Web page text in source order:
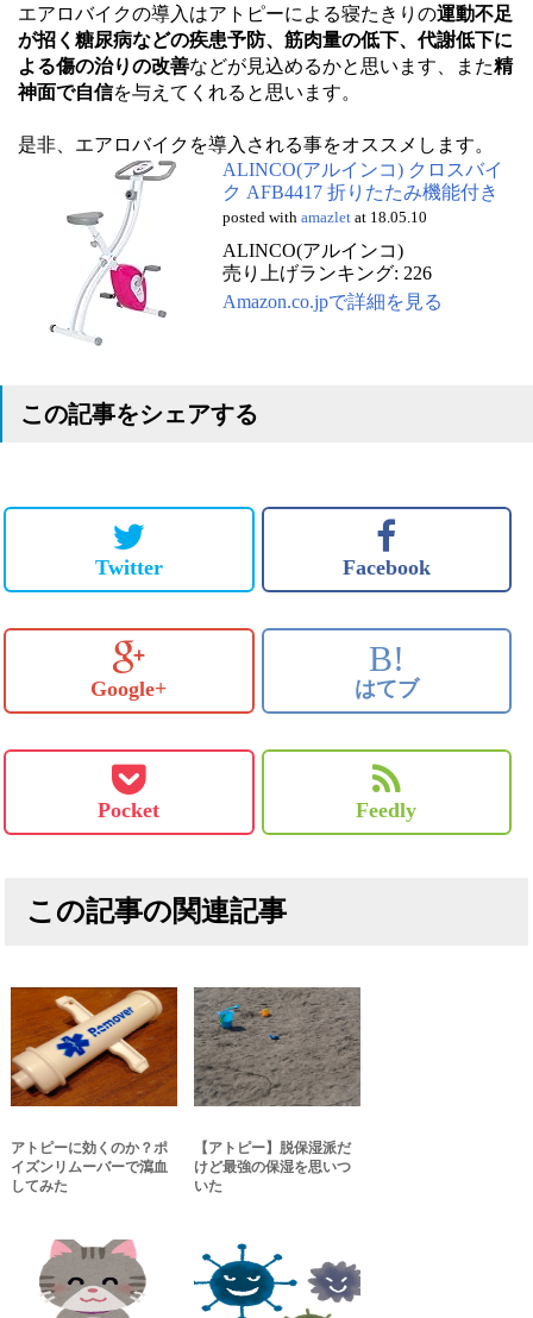
エアロバイクの導入はアトピーによる寝たきりの運動不足
が招く糖尿病などの疾患予防、筋肉量の低下、代謝低下に
よる傷の治りの改善などが見込めるかと思います、また精
神面で自信を与えてくれると思います。
是非、エアロバイクを導入される事をオススメします。
ALINCO(アルインコ) クロスバイ
ク AFB4417 折りたたみ機能付き
posted with amazlet at 18.05.10
ALINCO(アルインコ)
売り上げランキング: 226
Amazon.co.jpで詳細を見る
この記事をシェアする
Twitter Facebook
Google+
B!
はてブ
Pocket Feedly
この記事の関連記事
アトピーに効くのか？ポ
イズンリムーバーで瀉血
してみた
【アトピー】脱保湿派だ
けど最強の保湿を思いつ
いた